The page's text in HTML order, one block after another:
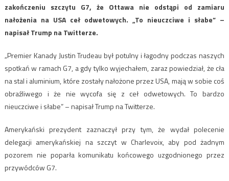
zakończeniu szczytu G7, że Ottawa nie odstąpi od zamiaru
nałożenia na USA ceł odwetowych. „To nieuczciwe i słabe” –
napisał Trump na Twitterze.
„Premier Kanady Justin Trudeau był potulny i łagodny podczas naszych
spotkań w ramach G7, a gdy tylko wyjechałem, zaraz powiedział, że cła
na stal i aluminium, które zostały nałożone przez USA, mają w sobie coś
obraźliwego i że nie wycofa się z ceł odwetowych. To bardzo
nieuczciwe i słabe” – napisał Trump na Twitterze.
Amerykański prezydent zaznaczył przy tym, że wydał polecenie
delegacji amerykańskiej na szczyt w Charlevoix, aby pod żadnym
pozorem nie poparła komunikatu końcowego uzgodnionego przez
przywódców G7.